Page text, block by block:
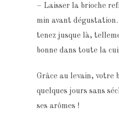
– Laisser la brioche
min avant
tenez jusque là,
bonne dans toute la
Grâce au levain, votre
quelques jours sans
ses arômes !